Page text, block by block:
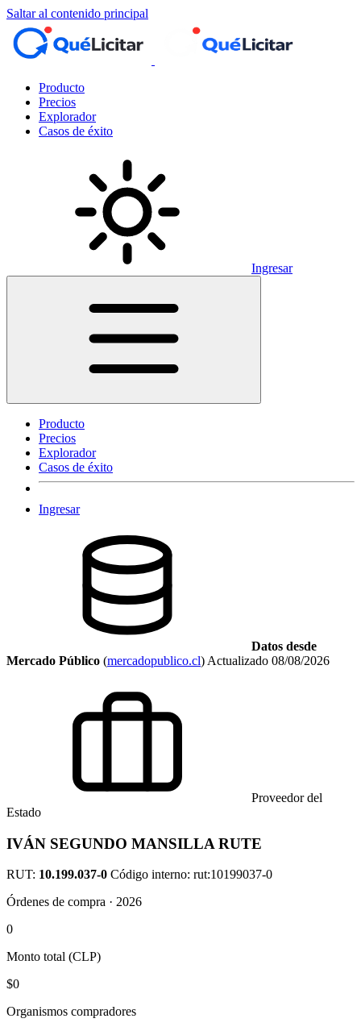
Saltar al contenido principal
Producto
Precios
Explorador
Casos de éxito
Ingresar
Producto
Precios
Explorador
Casos de éxito
Ingresar
Datos desde
Mercado Público (mercadopublico.cl) Actualizado 08/08/2026
Proveedor del
Estado
IVÁN SEGUNDO MANSILLA RUTE
RUT: 10.199.037-0 Código interno: rut:10199037-0
Órdenes de compra · 2026
0
Monto total (CLP)
$0
Organismos compradores